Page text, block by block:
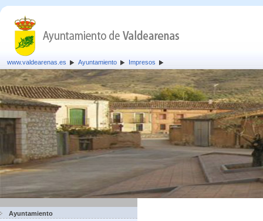
www.valdearenas.es Ayuntamiento Impresos
Ayuntamiento